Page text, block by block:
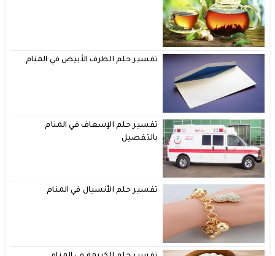
تفسير حلم الظرف الأبيض في المنام
تفسير حلم الإسعاف في المنام
بالتفصيل
تفسير حلم الأنسيال في المنام